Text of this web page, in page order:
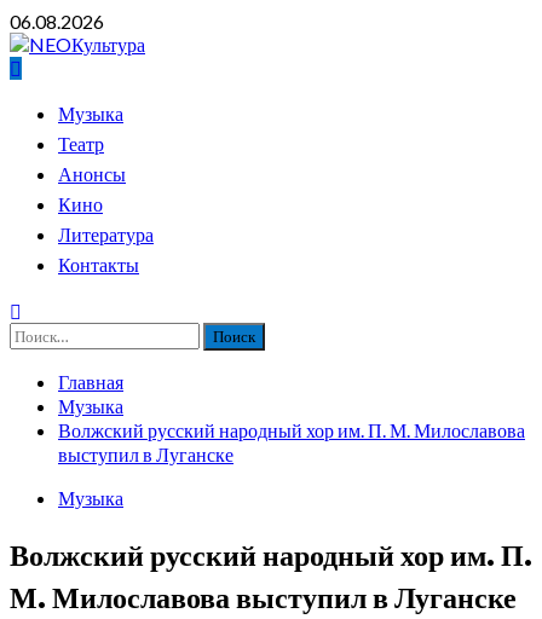
Перейти
к
содержимому
06.08.2026
ОсновноеМузыка
Театр
Анонсы
Кино
Литература
Контакты
Найти:
Главная
Музыка
Волжский русский народный хор им. П. М. Милославова
выступил в Луганске
Музыка
Волжский русский народный хор им. П.
М. Милославова выступил в Луганске